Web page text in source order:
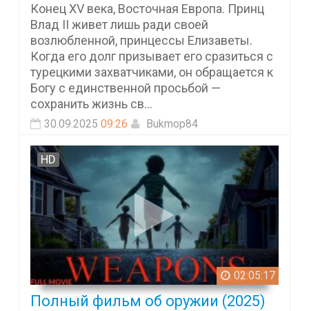
Конец XV века, Восточная Европа. Принц
Влад II живет лишь ради своей
возлюбленной, принцессы Елизаветы.
Когда его долг призывает его сразиться с
турецкими захватчиками, он обращается к
Богу с единственной просьбой —
сохранить жизнь св...
30.09.2025 09:26 Bukmop84
02:05:17
HD
Полный фильм об оружии (2025)